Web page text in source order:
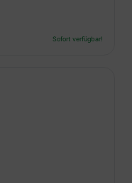
Sofort verfügbar!